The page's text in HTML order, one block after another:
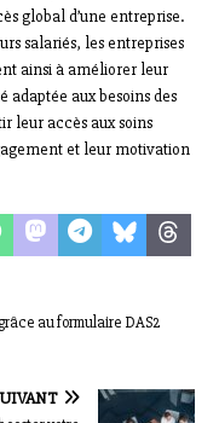
global d’une entreprise.
salariés, les entreprises
ainsi à améliorer leur
aux besoins des
leur accès aux soins
et leur motivation
au formulaire DAS2